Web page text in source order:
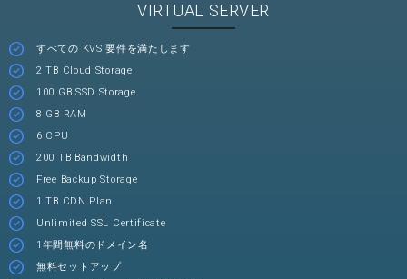
VIRTUAL SERVER
すべての KVS 要件を満たします
2 TB Cloud Storage
100 GB SSD Storage
8 GB RAM
6 CPU
200 TB Bandwidth
Free Backup Storage
1 TB CDN Plan
Unlimited SSL Certificate
1年間無料のドメイン名
無料セットアップ